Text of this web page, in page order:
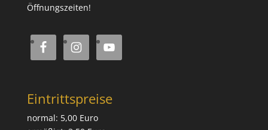
Öffnungszeiten!
Eintrittspreise
normal: 5,00 Euro